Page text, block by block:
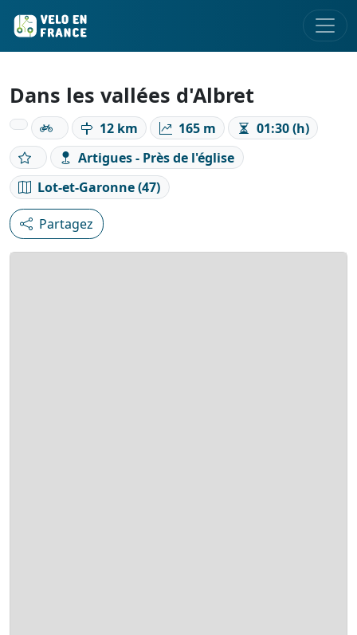
Dans les vallées d'Albret
12 km 165 m
01:30 (h)
Artigues - Près de l'église
Lot-et-Garonne (47)
Partagez